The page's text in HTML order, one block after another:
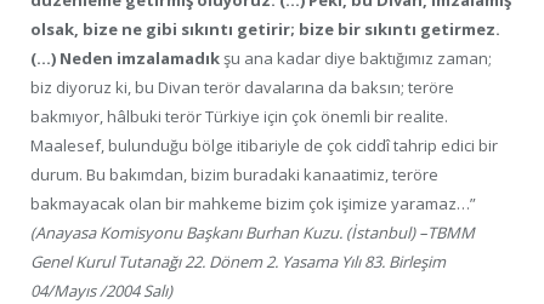
olsak, bize ne gibi sıkıntı getirir; bize bir sıkıntı getirmez.
(…) Neden imzalamadıkşu ana kadar diye baktığımız zaman;
biz diyoruz ki, bu Divan terör davalarına da baksın; teröre
bakmıyor, hâlbuki terör Türkiye için çok önemli bir realite.
Maalesef, bulunduğu bölge itibariyle de çok ciddî tahrip edici bir
durum. Bu bakımdan, bizim buradaki kanaatimiz, teröre
bakmayacak olan bir mahkeme bizim çok işimize yaramaz…”
(Anayasa Komisyonu Başkanı Burhan Kuzu. (İstanbul) –TBMM
Genel Kurul Tutanağı 22. Dönem 2. Yasama Yılı 83. Birleşim
04/Mayıs /2004 Salı)